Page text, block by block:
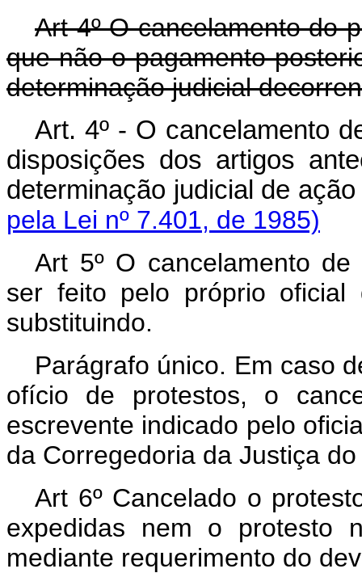
Art 4º O cancelamento do
que não o pagamento
determinação judicial
Art. 4º - O cancelamento
disposições dos artigos
determinação judicial
pela Lei nº 7.401, de 1985)
Art 5º O cancelamento
ser feito pelo próprio
substituindo.
Parágrafo único. Em caso
ofício de protestos, o
escrevente indicado pelo
da Corregedoria da Justiça
Art 6º Cancelado o
expedidas nem o protesto
mediante requerimento do